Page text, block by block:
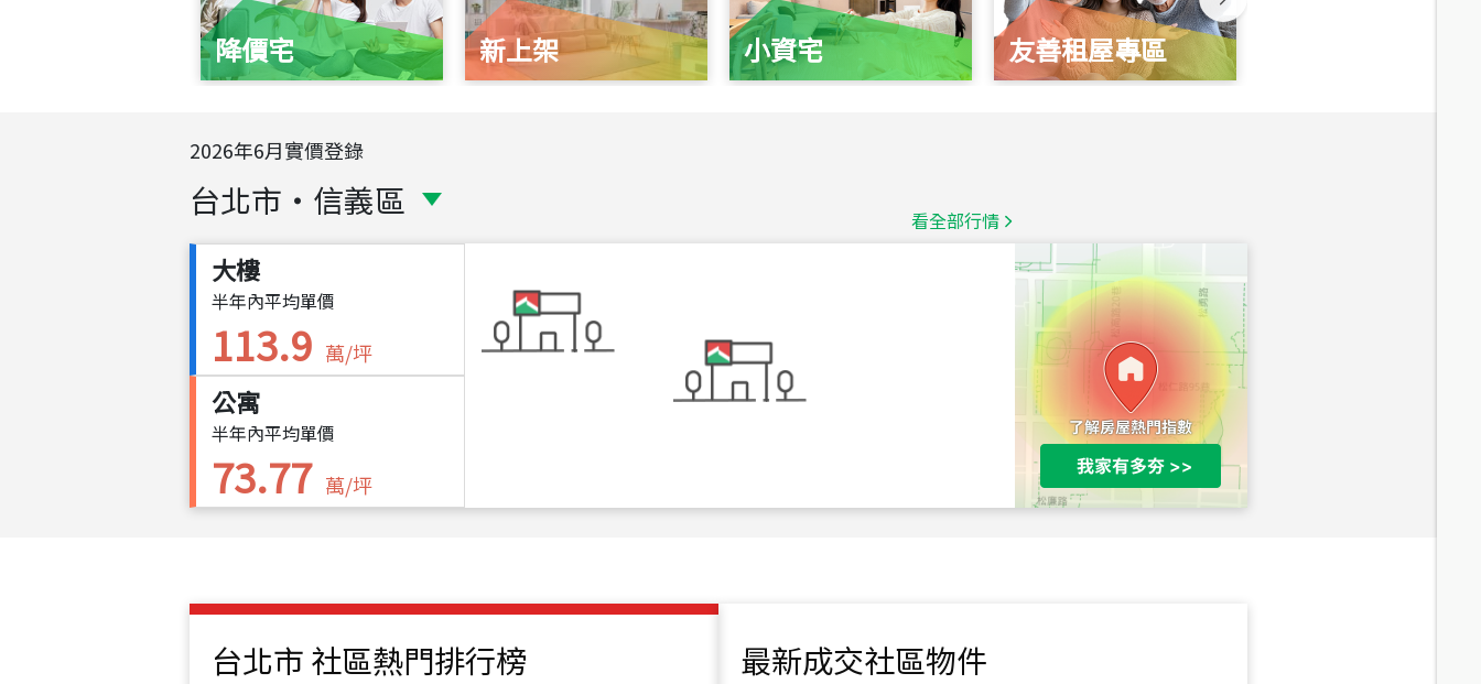
降價宅 新上架 小資宅 友善租屋專區
2026年6月實價登錄
台北市 ・ 信義區 看全部行情
大樓
半年內平均單價
113.9 萬/坪
公寓
半年內平均單價
73.77 萬/坪
台北市 社區熱門排行榜 最新成交社區物件
台北市中山區長春路
1,020萬
總價
490萬
新竹市新竹市慈祥路
總價
1,808萬
115年07月 成交